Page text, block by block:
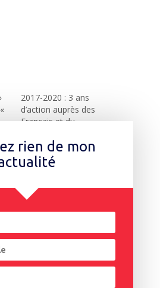
2017-2020 : 3 ans
d’action auprès des
Français et du
Mon mandat de
député de la
circonscription de
Maine-et-Loire a
débuté il y a
Aujourd’hui, au cœur
bouleverser
profondément notre
25 juin 2020
rien de mon